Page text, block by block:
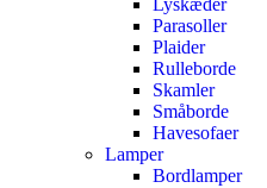
Lyskæder
Parasoller
Plaider
Rulleborde
Skamler
Småborde
Havesofaer
Lamper
Bordlamper